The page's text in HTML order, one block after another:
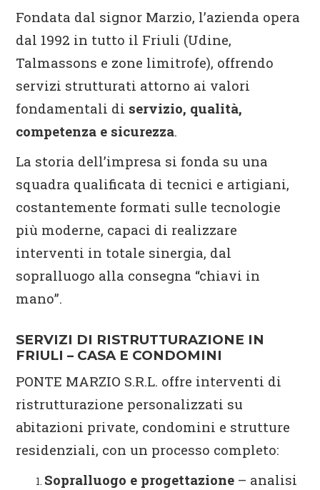
Fondata dal signor Marzio, l’azienda opera
dal 1992 in tutto il Friuli (Udine,
Talmassons e zone limitrofe), offrendo
servizi strutturati attorno ai valori
fondamentali di servizio, qualità,
competenza e sicurezza.
La storia dell’impresa si fonda su una
squadra qualificata di tecnici e artigiani,
costantemente formati sulle tecnologie
più moderne, capaci di realizzare
interventi in totale sinergia, dal
sopralluogo alla consegna “chiavi in
mano”.
SERVIZI DI RISTRUTTURAZIONE IN
FRIULI – CASA E CONDOMINI
PONTE MARZIO S.R.L. offre interventi di
ristrutturazione personalizzati su
abitazioni private, condomini e strutture
residenziali, con un processo completo:
Sopralluogo e progettazione – analisi